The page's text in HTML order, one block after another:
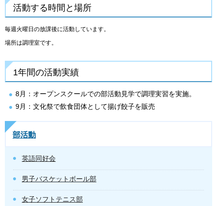
活動する時間と場所
毎週火曜日の放課後に活動しています。
場所は調理室です。
1年間の活動実績
8月：オープンスクールでの部活動見学で調理実習を実施。
9月：文化祭で飲食団体として揚げ餃子を販売
部活動
英語同好会
男子バスケットボール部
女子ソフトテニス部